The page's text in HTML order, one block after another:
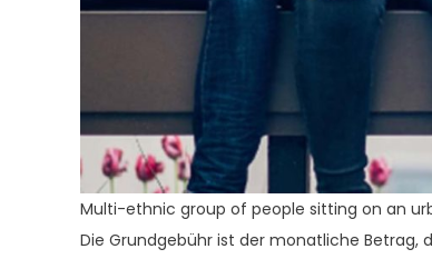
Multi-ethnic group of people sitting on an
Die Grundgebühr ist der monatliche Betrag,